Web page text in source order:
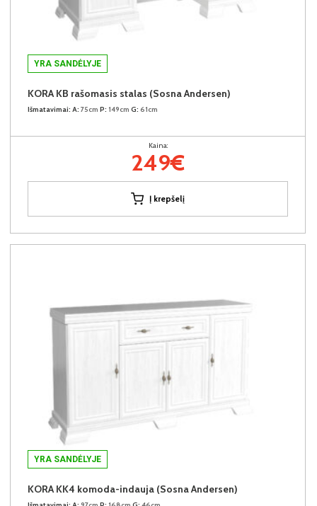
YRA SANDĖLYJE
KORA KB rašomasis stalas (Sosna Andersen)
Išmatavimai: A: 75cm P: 149cm G: 61cm
Kaina:
249€
Į krepšelį
YRA SANDĖLYJE
KORA KK4 komoda-indauja (Sosna Andersen)